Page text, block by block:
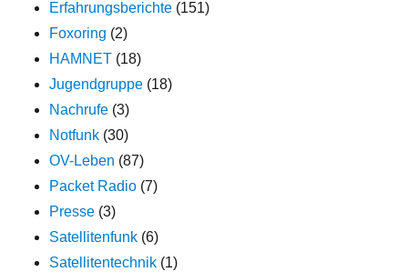
Erfahrungsberichte (151)
Foxoring (2)
HAMNET (18)
Jugendgruppe (18)
Nachrufe (3)
Notfunk (30)
OV-Leben (87)
Packet Radio (7)
Presse (3)
Satellitenfunk (6)
Satellitentechnik (1)